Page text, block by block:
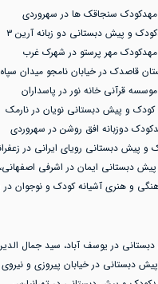
مهدکودک سنجاقک ها در سهروردی
و پیش دبستانی دو زبانه آرین ۳
مهدکودک مهر پرستو در شهرک غرب
قاصدک در خیابان نامجو میدان سپاه
موسسه قرآنی خانه نور در پاسداران
و پیش دبستانی نویان در نارمک
دوزبانه افق روشن در سهروردی
و پیش دبستانی رویای ایرانی در
دبستانی ایمان در اشرفی
و هنری آشیانه کودک و نوجوان
در یوسف آباد، سید جمال
دبستانی در خیابان پیروزی و